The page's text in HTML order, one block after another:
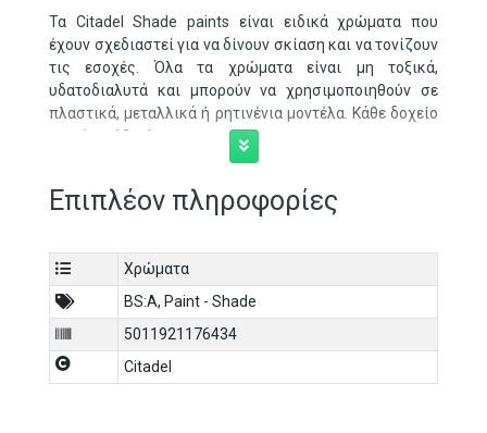
Τα Citadel Shade paints είναι ειδικά χρώματα που
έχουν σχεδιαστεί για να δίνουν σκίαση και να τονίζουν
τις εσοχές. Όλα τα χρώματα είναι μη τοξικά,
υδατοδιαλυτά και μπορούν να χρησιμοποιηθούν σε
πλαστικά, μεταλλικά ή ρητινένια μοντέλα. Κάθε δοχείο
περιέχει 18 ml.
Επιπλέον πληροφορίες
Χρώματα
BS:A, Paint - Shade
5011921176434
Citadel